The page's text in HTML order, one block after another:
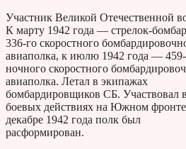
Участник Великой Отечественной
К марту 1942 года — стрелок-
336-го скоростного
авиаполка, к июлю 1942 года —
ночного скоростного
авиаполка. Летал в экипажах
бомбардировщиков СБ. Участвовал в
боевых действиях на Южном
декабре 1942 года полк был
расформирован.